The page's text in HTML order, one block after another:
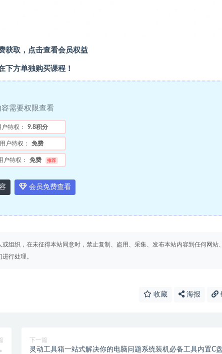
获取，点击查看会员权益
下方单独购买课程！
容需要权限查看
特权： 9.8积分
户特权： 免费
户特权： 免费 推荐
会员免费查看
组织，在未征得本站同意时，禁止复制、盗用、采集、发布本站内容到任何网站
行处理。
收藏 海报
下一篇
灵动工具箱一站式解决你的电脑问题系统装机必备工具内置C